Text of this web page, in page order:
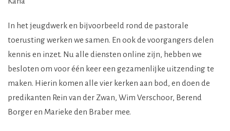
In het jeugdwerk en bijvoorbeeld rond de pastorale
toerusting werken we samen. En ook de voorgangers delen
kennis en inzet. Nu alle diensten online zijn, hebben we
besloten om voor één keer een gezamenlijke uitzending te
maken. Hierin komen alle vier kerken aan bod, en doen de
predikanten Rein van der Zwan, Wim Verschoor, Berend
Borger en Marieke den Braber mee.